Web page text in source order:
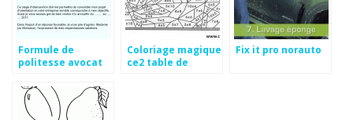
Formule de
politesse avocat
Coloriage magique
ce2 table de
Fix it pro norauto